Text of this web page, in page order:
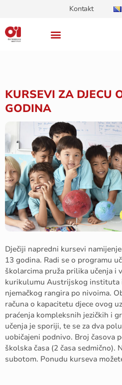
Kontakt
KURSEVI ZA DJECU
GODINA
Dječiji napredni kursevi
13 godina. Radi se o programu
školarcima pruža prilika učenja i
kurikulumu Austrijskog instituta
njemačkog rangira po nivoima.
računa o kapacitetu djece ovog
praćenja kompleksnih jezičkih i
učenja je sporiji, te se za dva
uobičajeni podnivo. Broj časova
školska časa (2 časa sedmično).
subotom. Ponudu kurseva